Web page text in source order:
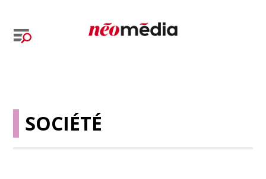
SOCIÉTÉ